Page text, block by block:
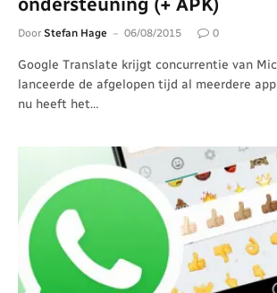
Door Stefan Hage 06/08/2015 0
Google Translate krijgt concurrentie van
lanceerde de afgelopen tijd al meerdere
nu heeft het…